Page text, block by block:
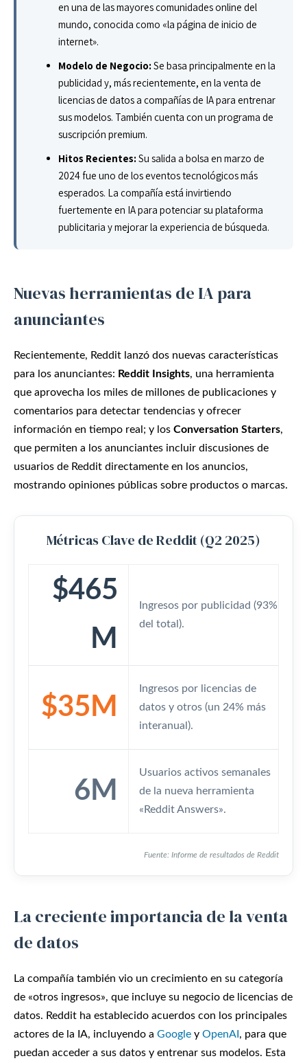
en una de las mayores comunidades online del
mundo, conocida como «la página de inicio de
internet».
Modelo de Negocio: Se basa principalmente en la
publicidad y, más recientemente, en la venta de
licencias de datos a compañías de IA para entrenar
sus modelos. También cuenta con un programa de
suscripción premium.
Hitos Recientes: Su salida a bolsa en marzo de
2024 fue uno de los eventos tecnológicos más
esperados. La compañía está invirtiendo
fuertemente en IA para potenciar su plataforma
publicitaria y mejorar la experiencia de búsqueda.
Nuevas herramientas de IA para
anunciantes
Recientemente, Reddit lanzó dos nuevas características
para los anunciantes: Reddit Insights, una herramienta
que aprovecha los miles de millones de publicaciones y
comentarios para detectar tendencias y ofrecer
información en tiempo real; y los Conversation Starters,
que permiten a los anunciantes incluir discusiones de
usuarios de Reddit directamente en los anuncios,
mostrando opiniones públicas sobre productos o marcas.
Métricas Clave de Reddit (Q2 2025)
$465
M
Ingresos por publicidad (93%
del total).
$35M
Ingresos por licencias de
datos y otros (un 24% más
interanual).
6M
Usuarios activos semanales
de la nueva herramienta
«Reddit Answers».
Fuente: Informe de resultados de Reddit
La creciente importancia de la venta
de datos
La compañía también vio un crecimiento en su categoría
de «otros ingresos», que incluye su negocio de licencias de
datos. Reddit ha establecido acuerdos con los principales
actores de la IA, incluyendo a Google y OpenAI , para que
puedan acceder a sus datos y entrenar sus modelos. Esta